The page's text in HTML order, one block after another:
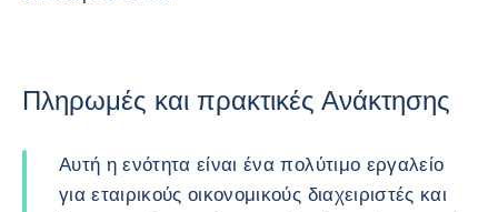
Πληρωμές και πρακτικές Ανάκτησης
Αυτή η ενότητα είναι ένα πολύτιμο εργαλείο
για εταιρικούς οικονομικούς διαχειριστές και